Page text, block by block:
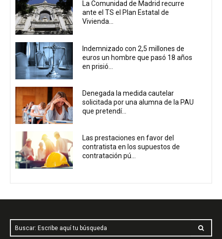
La Comunidad de Madrid recurre
ante el TS el Plan Estatal de
Vivienda...
Indemnizado con 2,5 millones de
euros un hombre que pasó 18 años
en prisió...
Denegada la medida cautelar
solicitada por una alumna de la PAU
que pretendí...
Las prestaciones en favor del
contratista en los supuestos de
contratación pú...
Buscar: Escribe aquí tu búsqueda